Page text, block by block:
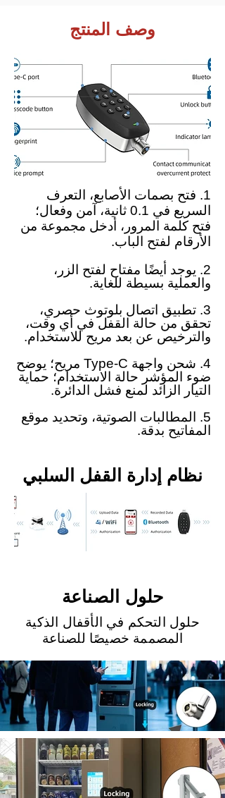
وصف المنتج
1. فتح بصمات الأصابع، التعرف
السريع في 0.1 ثانية، آمن وفعال؛
فتح كلمة المرور، أدخل مجموعة من
الأرقام لفتح الباب.
2. يوجد أيضًا مفتاح لفتح الزر،
والعملية بسيطة للغاية.
3. تطبيق اتصال بلوتوث حصري،
تحقق من حالة القفل في أي وقت،
والترخيص عن بعد مريح للاستخدام.
4. شحن واجهة Type-C مريح؛ يوضح
ضوء المؤشر حالة الاستخدام؛ حماية
التيار الزائد لمنع فشل الدائرة.
5. المطالبات الصوتية، وتحديد موقع
المفاتيح بدقة.
نظام إدارة القفل السلبي
حلول الصناعة
حلول التحكم في الأقفال الذكية
المصممة خصيصًا للصناعة